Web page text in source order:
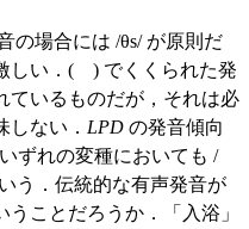
場合には /θs/ が原則だ
しい．( ) でくくられた発
ているものだが，それは必
ない． LPD の発音傾向
ずれの変種においても /
う．伝統的な有声発音が
ことだろうか．「入浴」